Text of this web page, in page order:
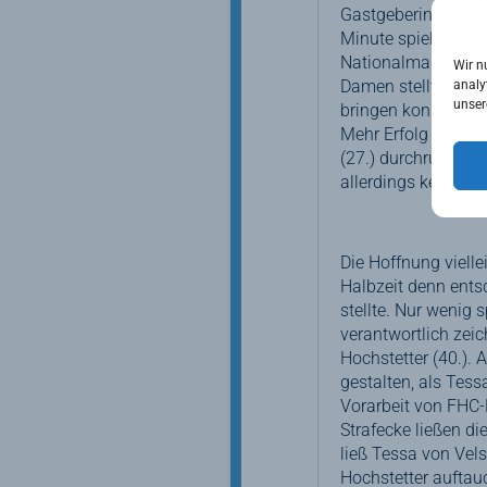
Wir
Gastgeberinnen
Minute spielte
Damen stellte, auf
bringen konnte
Mehr Erfolg
(27.)
allerdings keine
Die Hoffnung
Halbzeit denn
stellte. Nur wenig
verantwortlich
Hochstetter (40.).
gestalten, als
Vorarbeit von
Strafecke ließen
ließ Tessa von
Hochstetter